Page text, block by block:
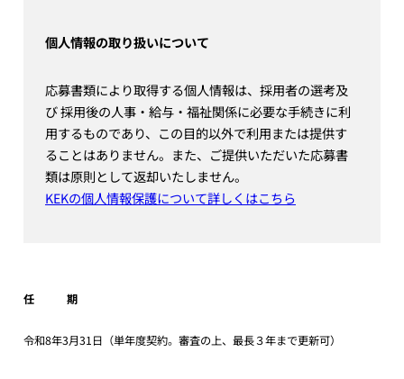
個人情報の取り扱いについて
応募書類により取得する個人情報は、採用者の選考及
び 採用後の人事・給与・福祉関係に必要な手続きに利
用するものであり、この目的以外で利用または提供す
ることはありません。また、ご提供いただいた応募書
類は原則として返却いたしません。
KEKの個人情報保護について詳しくはこちら
任 期
令和8年3月31日（単年度契約。審査の上、最長３年まで更新可）